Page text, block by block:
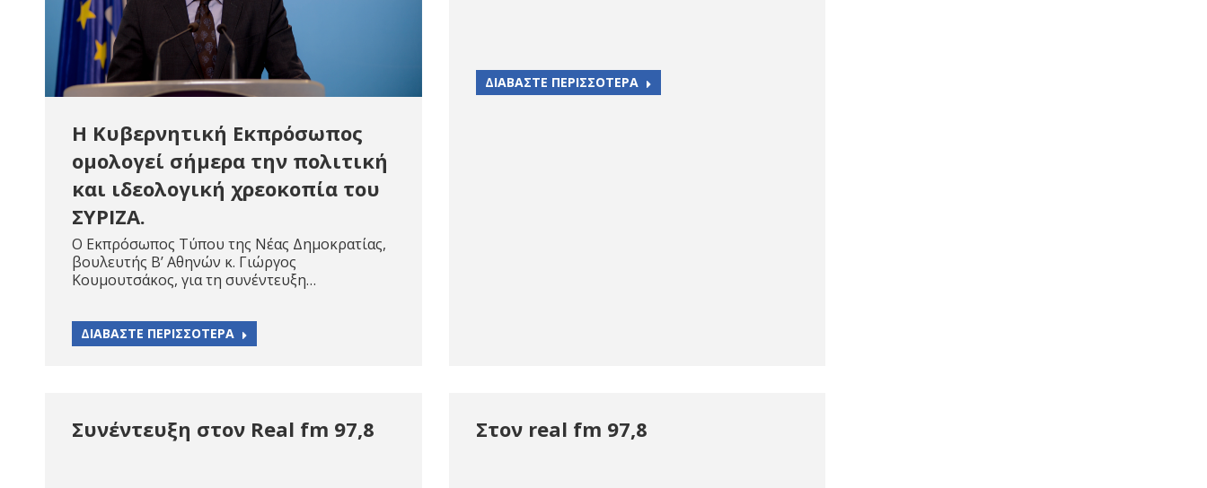
Η Κυβερνητική Εκπρόσωπος
ομολογεί σήμερα την πολιτική
και ιδεολογική χρεοκοπία του
ΣΥΡΙΖΑ.
Ο Εκπρόσωπος Τύπου της Νέας Δημοκρατίας,
βουλευτής Β’ Αθηνών κ. Γιώργος
Κουμουτσάκος, για τη συνέντευξη…
ΔΙΑΒΑΣΤΕ ΠΕΡΙΣΣΟΤΕΡΑ
ΔΙΑΒΑΣΤΕ ΠΕΡΙΣΣΟΤΕΡΑ
Συνέντευξη στον Real fm 97,8 Στον real fm 97,8